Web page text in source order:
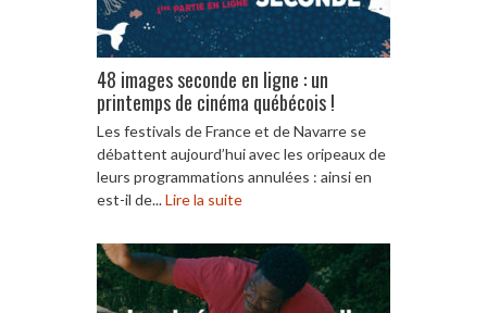
48 images seconde en ligne : un
printemps de cinéma québécois !
Les festivals de France et de Navarre se
débattent aujourd’hui avec les oripeaux de
leurs programmations annulées : ainsi en
est-il de...Lire la suite